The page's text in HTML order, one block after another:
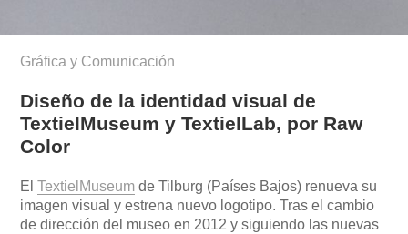
Gráfica y Comunicación
Diseño de la identidad visual de
TextielMuseum y TextielLab, por Raw
Color
ElTextielMuseum de Tilburg (Países Bajos) renueva su
imagen visual y estrena nuevo logotipo. Tras el cambio
de dirección del museo en 2012 y siguiendo las nuevas